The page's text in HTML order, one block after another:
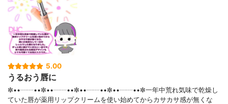
5.00
うるおう唇に
✼••┈┈••✼••┈┈••✼••┈┈••✼••┈┈••✼一年中荒れ気味で乾燥し
ていた唇が薬用リップクリームを使い始めてからカサカサ感が無くな